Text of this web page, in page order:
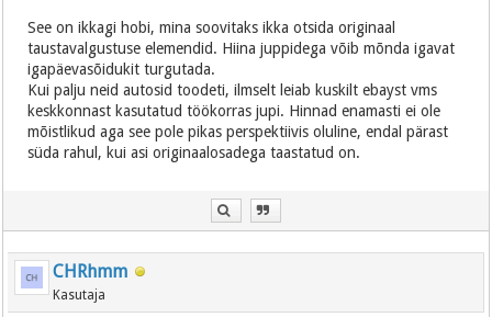
See on ikkagi hobi, mina soovitaks ikka otsida originaal
taustavalgustuse elemendid. Hiina juppidega võib mõnda igavat
igapäevasõidukit turgutada.
Kui palju neid autosid toodeti, ilmselt leiab kuskilt ebayst vms
keskkonnast kasutatud töökorras jupi. Hinnad enamasti ei ole
mõistlikud aga see pole pikas perspektiivis oluline, endal pärast
süda rahul, kui asi originaalosadega taastatud on.
CHRhmm
Kasutaja